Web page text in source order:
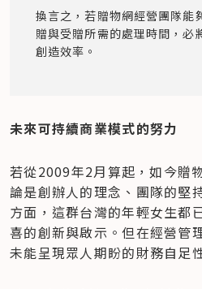
換言之，若贈物網經營團隊能
贈與受贈所需的處理時間，必
創造效率。
未來可持續商業模式的努力
若從2009年2月算起，如今贈
論是創辦人的理念、團隊的堅
方面，這群台灣的年輕女生都
喜的創新與啟示。但在經營管
未能呈現眾人期盼的財務自足